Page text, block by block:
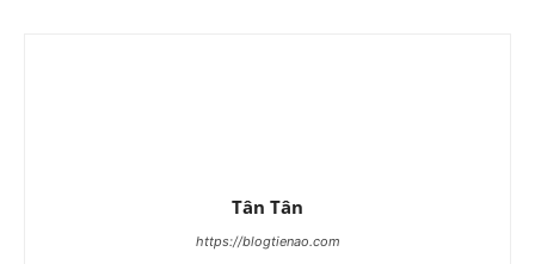
Tân Tân
https://blogtienao.com